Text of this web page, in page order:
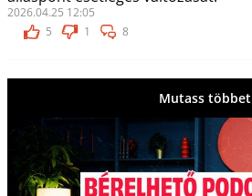
2026.04.25 12:05
5
1 8
Mutass többet